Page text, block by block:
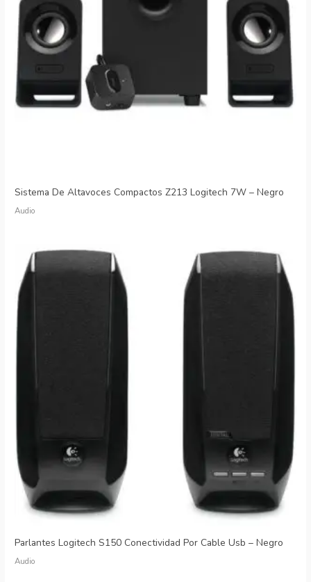
Sistema De Altavoces Compactos Z213 Logitech 7W – Negro
Audio
Parlantes Logitech S150 Conectividad Por Cable Usb – Negro
Audio